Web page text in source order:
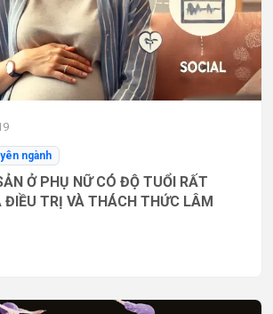
ngành
Ở PHỤ NỮ CÓ ĐỘ TUỔI RẤT
ĐIỀU TRỊ VÀ THÁCH THỨC LÂM